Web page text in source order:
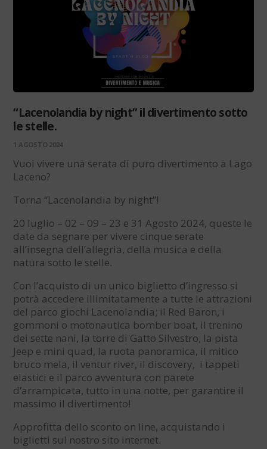
“Lacenolandia by night” il divertimento sotto
le stelle.
1 AGOSTO 2024
Vuoi vivere una serata di puro divertimento a Lago
Laceno?
Torna “Lacenolandia by night”!
20 luglio – 02 – 09 – 23 e 31 Agosto 2024, queste le
date da segnare per vivere cinque serate
all’insegna dell’allegria, della musica e della
natura sotto le stelle.
Con l’acquisto di un unico biglietto d’ingresso si
potrà accedere illimitatamente a tutte le attrazioni
del parco giochi Lacenolandia; il Red Baron, i
gommoni o motonautica bomber boat, il trenino
dei sette nani, la torre di Gatto Silvestro, la pista
Jeep e mini quad, la ruota panoramica, il mitico
bruco mela, il ventur river, il discovery, i tappeti
elastici e il parco avventura con parete
d’arrampicata, tutto in una notte, per garantire il
massimo il divertimento!
Approfitta dello sconto on line, acquistando i
biglietti sul nostro sito internet.